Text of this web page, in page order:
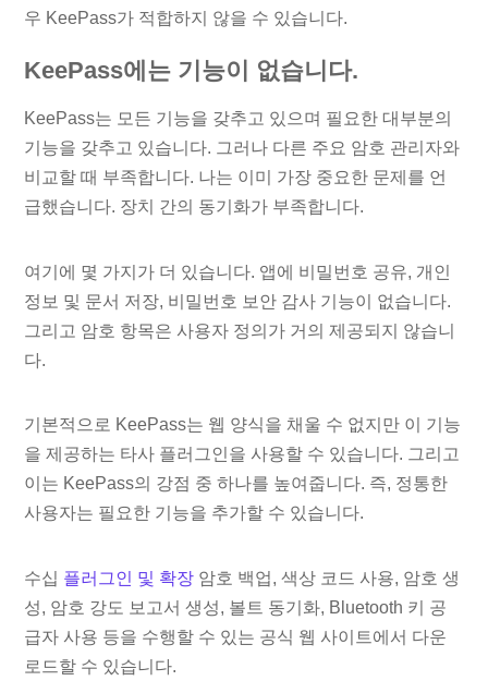
우 KeePass가 적합하지 않을 수 있습니다.
KeePass에는 기능이 없습니다.
KeePass는 모든 기능을 갖추고 있으며 필요한 대부분의
기능을 갖추고 있습니다. 그러나 다른 주요 암호 관리자와
비교할 때 부족합니다. 나는 이미 가장 중요한 문제를 언
급했습니다. 장치 간의 동기화가 부족합니다.
여기에 몇 가지가 더 있습니다. 앱에 비밀번호 공유, 개인
정보 및 문서 저장, 비밀번호 보안 감사 기능이 없습니다.
그리고 암호 항목은 사용자 정의가 거의 제공되지 않습니
다.
기본적으로 KeePass는 웹 양식을 채울 수 없지만 이 기능
을 제공하는 타사 플러그인을 사용할 수 있습니다. 그리고
이는 KeePass의 강점 중 하나를 높여줍니다. 즉, 정통한
사용자는 필요한 기능을 추가할 수 있습니다.
수십 플러그인 및 확장 암호 백업, 색상 코드 사용, 암호 생
성, 암호 강도 보고서 생성, 볼트 동기화, Bluetooth 키 공
급자 사용 등을 수행할 수 있는 공식 웹 사이트에서 다운
로드할 수 있습니다.